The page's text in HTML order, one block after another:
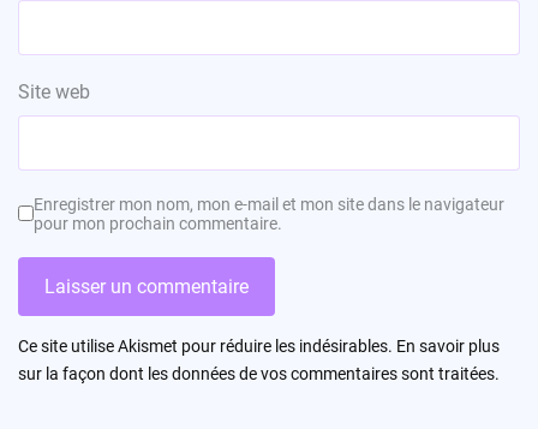
Site web
Enregistrer mon nom, mon e-mail et mon site dans le navigateur
pour mon prochain commentaire.
Ce site utilise Akismet pour réduire les indésirables. En savoir plus
sur la façon dont les données de vos commentaires sont traitées.